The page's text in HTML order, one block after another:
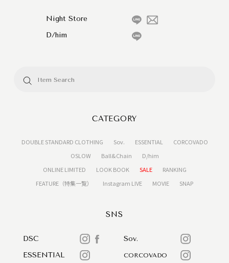
Night Store
D/him
CATEGORY
DOUBLE STANDARD CLOTHING Sov. ESSENTIAL
CORCOVADO
OSLOW
Ball&Chain
D/him
ONLINE LIMITED
LOOK BOOK SALE
RANKING
FEATURE（特集一覧）
Instagram LIVE MOVIE SNAP
SNS
DSC
Sov.
ESSENTIAL
CORCOVADO